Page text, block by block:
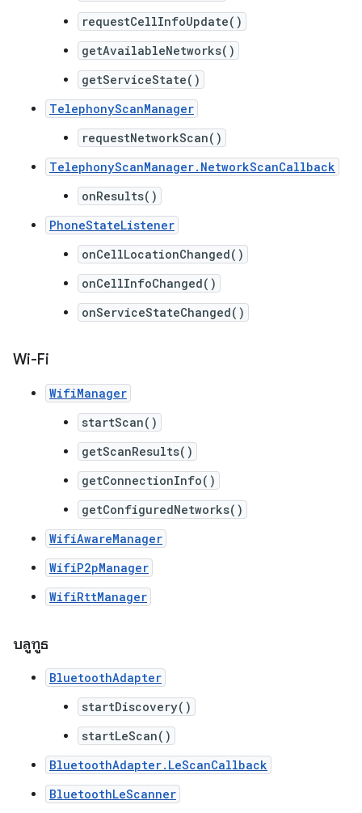
requestCellInfoUpdate()
getAvailableNetworks()
getServiceState()
TelephonyScanManager
requestNetworkScan()
TelephonyScanManager.NetworkScanCallback
onResults()
PhoneStateListener
onCellLocationChanged()
onCellInfoChanged()
onServiceStateChanged()
Wi-Fi
WifiManager
startScan()
getScanResults()
getConnectionInfo()
getConfiguredNetworks()
WifiAwareManager
WifiP2pManager
WifiRttManager
บลูทูธ
BluetoothAdapter
startDiscovery()
startLeScan()
BluetoothAdapter.LeScanCallback
BluetoothLeScanner